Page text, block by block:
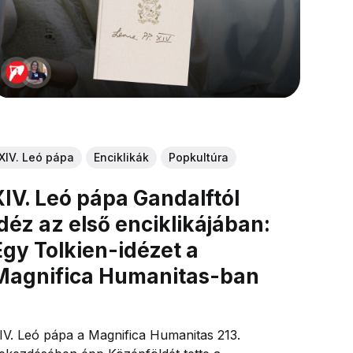
Leó pápa Enciklikák Popkultúra
Leó pápa Gandalftól
az első enciklikájában:
Tolkien-idézet a
Humanitas-ban
Leó pápa a Magnifica Humanitas 213.